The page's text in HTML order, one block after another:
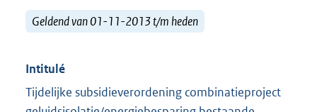
Geldend van 01-11-2013 t/m heden
Intitulé
Tijdelijke subsidieverordening combinatieproject